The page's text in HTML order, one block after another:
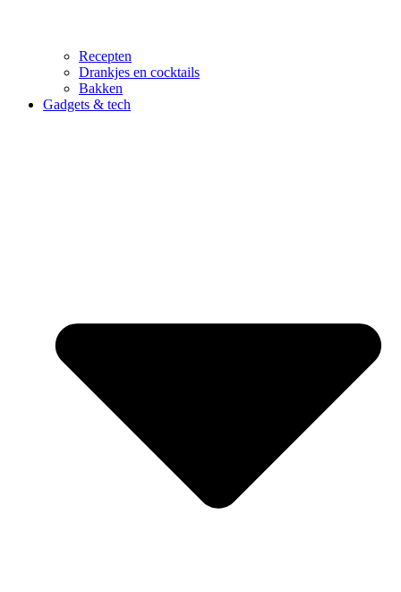
Recepten
Drankjes en cocktails
Bakken
Gadgets & tech